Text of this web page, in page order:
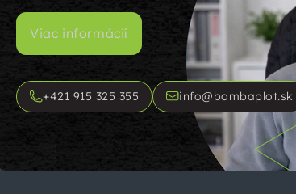
Viac informácií
+421 915 325 355 info@bombaplot.sk